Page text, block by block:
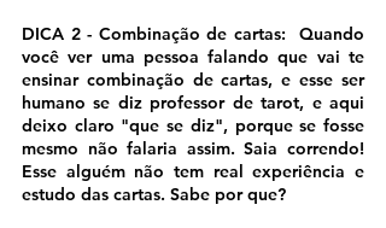
DICA 2 - Combinação de cartas:  Quando
você ver uma pessoa falando que vai te
ensinar combinação de cartas, e esse ser
humano se diz professor de tarot, e aqui
deixo claro "que se diz", porque se fosse
mesmo não falaria assim. Saia correndo!
Esse alguém não tem real experiência e
estudo das cartas. Sabe por que?